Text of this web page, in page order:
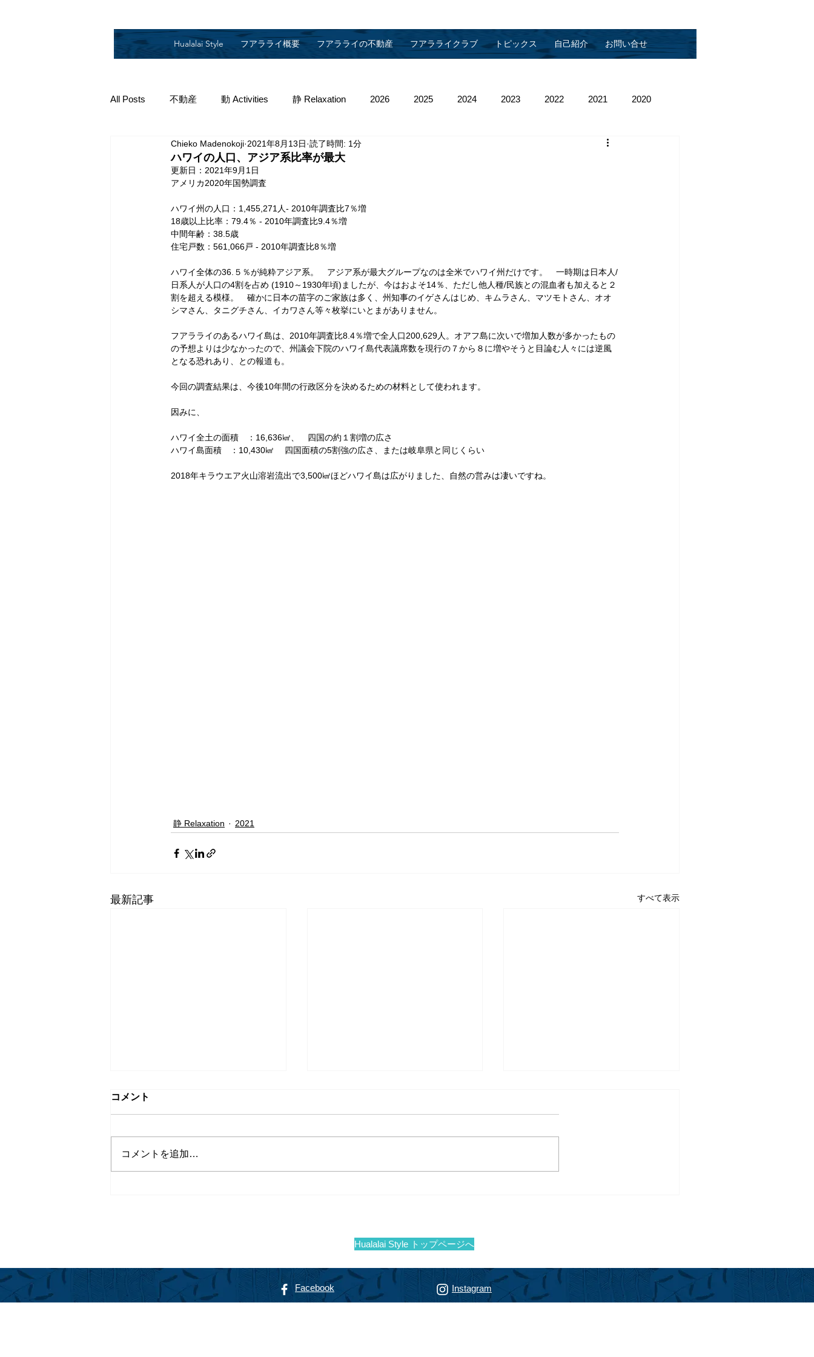
Hualalai Style フアラライ概要 フアラライの不動産 フアラライクラブ トピックス 自己紹介 お問い合せ
All Posts 不動産 動 Activities 静 Relaxation 2026 2025 2024 2023 2022 2021 2020
2018 2014 2013 2012 2011
ハワイの人口、アジア系比率が最大
Chieko Madenokoji 2021年8月13日 読了時間: 1分
更新日： 2021年9月1日
アメリカ2020年国勢調査
ハワイ州の人口：1,455,271人- 2010年調査比7％増
18歳以上比率：79.4％ - 2010年調査比9.4％増
中間年齢：38.5歳
住宅戸数：561,066戸 - 2010年調査比8％増
ハワイ全体の36.５％が純粋アジア系。　アジア系が最大グループなのは全米でハワイ州だけです。　一時期は日本人/
日系人が人口の4割を占め (1910～1930年頃)ましたが、今はおよそ14％、ただし他人種/民族との混血者も加えると２
割を超える模様。　確かに日本の苗字のご家族は多く、州知事のイゲさんはじめ、キムラさん、マツモトさん、オオ
シマさん、タニグチさん、イカワさん等々枚挙にいとまがありません。
フアラライのあるハワイ島は、2010年調査比8.4％増で全人口200,629人。オアフ島に次いで増加人数が多かったもの
の予想よりは少なかったので、州議会下院のハワイ島代表議席数を現行の７から８に増やそうと目論む人々には逆風
となる恐れあり、との報道も。
今回の調査結果は、今後10年間の行政区分を決めるための材料として使われます。
因みに、
ハワイ全土の面積　：16,636㎢、　四国の約１割増の広さ
ハワイ島面積　：10,430㎢ 　四国面積の5割強の広さ、または岐阜県と同じくらい
2018年キラウエア火山溶岩流出で3,500㎢ほどハワイ島は広がりました、自然の営みは凄いですね。
静 Relaxation 2021
最新記事 すべて表示
コメント
コメントを追加…
Hualalai Style トップページへ
Facebook Instagram